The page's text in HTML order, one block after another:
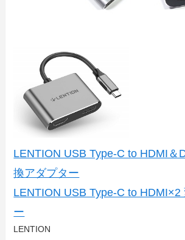
LENTION USB Type-C to HDMI＆
換アダプター
LENTION USB Type-C to HDMI×2
ー
LENTION